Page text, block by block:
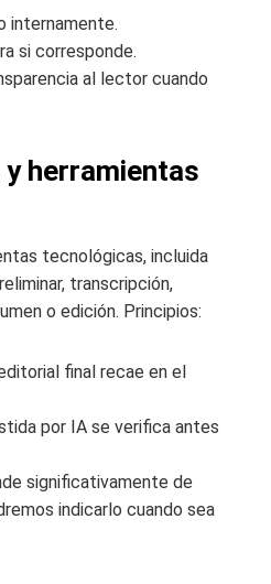
internamente.
si corresponde.
al lector cuando
herramientas
tecnológicas, incluida
transcripción,
o edición. Principios:
final recae en el
por IA se verifica antes
significativamente de
indicarlo cuando sea